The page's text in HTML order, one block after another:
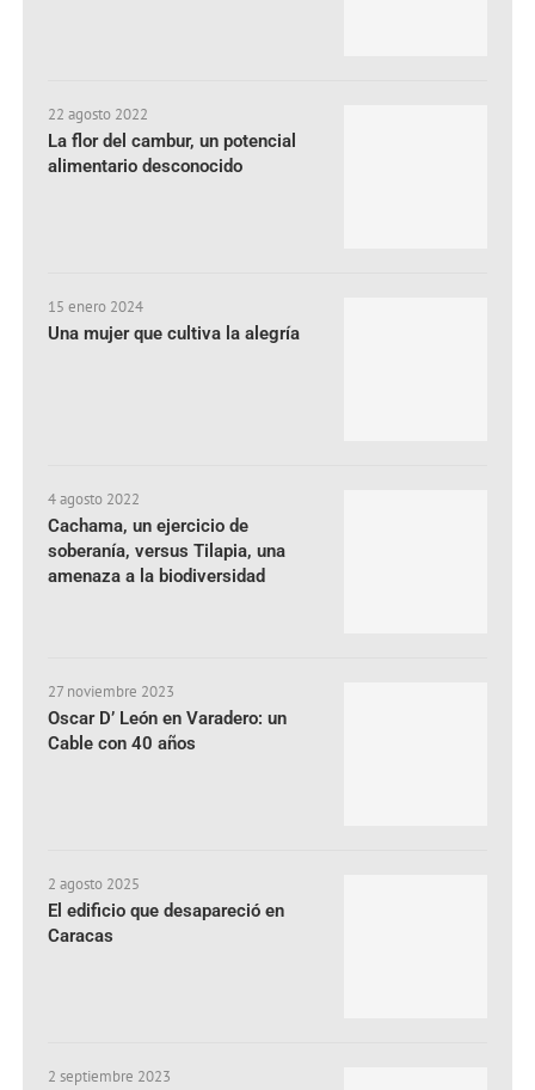
22 agosto 2022
La flor del cambur, un potencial
alimentario desconocido
15 enero 2024
Una mujer que cultiva la alegría
4 agosto 2022
Cachama, un ejercicio de
soberanía, versus Tilapia, una
amenaza a la biodiversidad
27 noviembre 2023
Oscar D’ León en Varadero: un
Cable con 40 años
2 agosto 2025
El edificio que desapareció en
Caracas
2 septiembre 2023